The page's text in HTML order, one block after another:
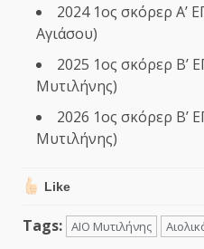
2024 1ος σκόρερ Α’
Αγιάσου)
2025 1ος σκόρερ Β’
Μυτιλήνης)
2026 1ος σκόρερ Β’
Μυτιλήνης)
Like
Tags: ΑΙΟ Μυτιλήνης